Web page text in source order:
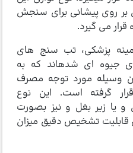
بر روی پیشانی برای سنجش
می­ گیرد.
پزشکی، تب سنج­ های
جیوه ای شده­اند که به
وسیله مورد توجه مصرف
گرفته است. این نوع
و یا زیر بغل و نیز بصورت
قابلیت تشخیص دقیق میزان